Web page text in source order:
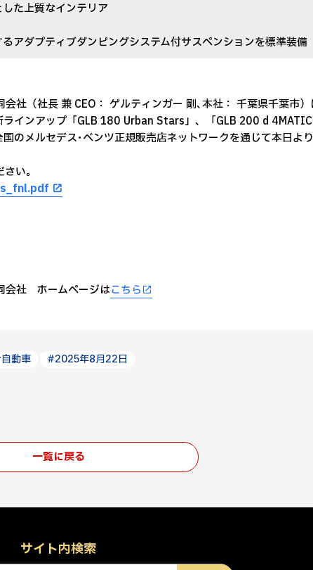
た上質なインテリア
アダプティブダンピングシステム付サスペンションを標準装備
社（社長 兼 CEO： ゲルティンガー 剛､本社： 千葉県千葉市
ラインアップ「GLB 180 Urban Stars」、「GLB 200 d
のメルセデス･ベンツ正規販売店ネットワークを通じて本日より
い。
会社 ホームページはこちら
動車 #2025年8月22日
一覧に戻る
サイト内検索